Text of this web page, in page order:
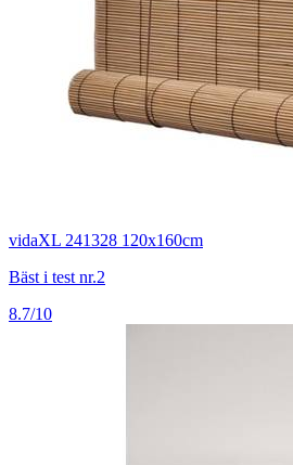
vidaXL 241328 120x160cm
Bäst i test nr.2
8.7/10